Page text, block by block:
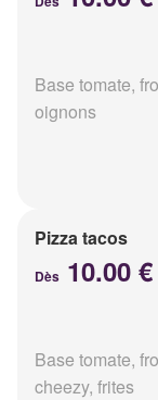
Base tomate,
oignons
Pizza tacos
Dès 10.00 €
Base tomate,
cheezy, frites